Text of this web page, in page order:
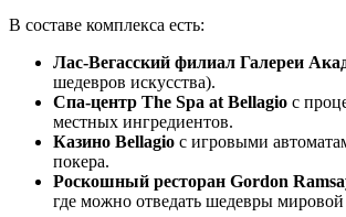
В составе комплекса есть:
Лас-Вегасский филиал Галереи
шедевров искусства).
Спа-центр The Spa at Bellagio с
местных ингредиентов.
Казино Bellagio с игровыми
покера.
Роскошный ресторан Gordon
где можно отведать шедевры